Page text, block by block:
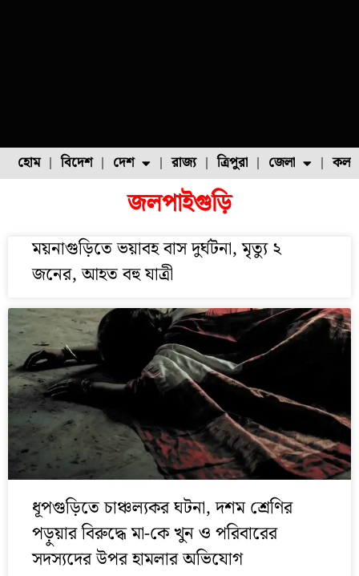
হোম বিদেশ দেশ
ফুল চাষ ফল চাষ
রাজ্য ত্রিপুরা জেলা
জলপাইগুড়ি
ময়নাগুড়িতে ভয়াবহ বাস দুর্ঘটনা, মৃত্যু ২
জনের, আহত বহু যাত্রী
ধূপগুড়িতে চাঞ্চল্যকর ঘটনা, দশম শ্রেণির
পড়ুয়ার বিরুদ্ধে মা-কে খুন ও পরিবারের
সদস্যদের উপর হামলার অভিযোগ